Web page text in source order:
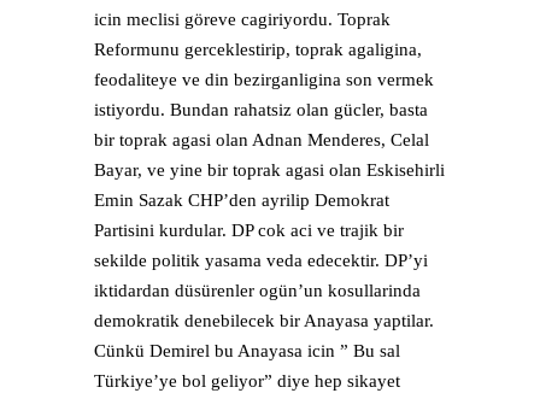
icin meclisi göreve cagiriyordu. Toprak
Reformunu gerceklestirip, toprak agaligina,
feodaliteye ve din bezirganligina son vermek
istiyordu. Bundan rahatsiz olan gücler, basta
bir toprak agasi olan Adnan Menderes, Celal
Bayar, ve yine bir toprak agasi olan Eskisehirli
Emin Sazak CHP’den ayrilip Demokrat
Partisini kurdular. DP cok aci ve trajik bir
sekilde politik yasama veda edecektir. DP’yi
iktidardan düsürenler ogün’un kosullarinda
demokratik denebilecek bir Anayasa yaptilar.
Cünkü Demirel bu Anayasa icin ” Bu sal
Türkiye’ye bol geliyor” diye hep sikayet